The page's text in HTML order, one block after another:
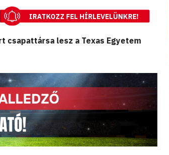
IRATKOZZ FEL HÍRLEVELÜNKRE!
csapattársa lesz a Texas Egyetem